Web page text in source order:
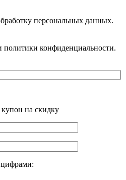
персональных данных.
политики конфиденциальности.
на скидку
цифрами: